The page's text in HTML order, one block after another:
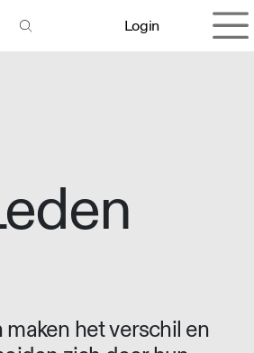
Login
het verschil en